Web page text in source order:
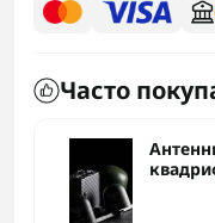
Часто